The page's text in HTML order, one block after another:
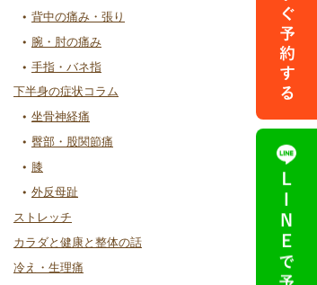
背中の痛み・張り
腕・肘の痛み
手指・バネ指
下半身の症状コラム
坐骨神経痛
臀部・股関節痛
膝
外反母趾
ストレッチ
カラダと健康と整体の話
冷え・生理痛